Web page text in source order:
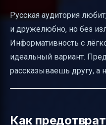
Русская аудитория
и дружелюбно, но без
Информативность с
идеальный вариант.
рассказываешь другу, а
Как